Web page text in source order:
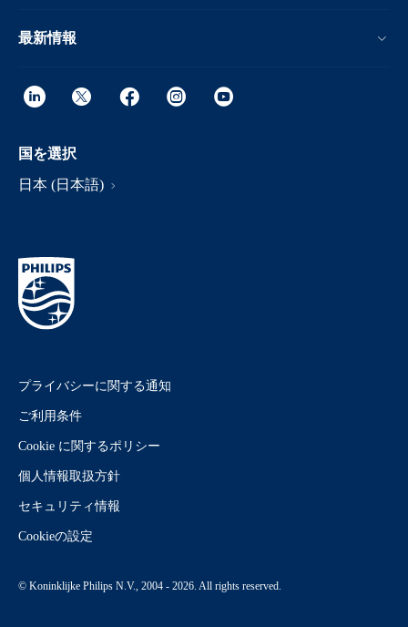
最新情報
国を選択
日本 (日本語)
プライバシーに関する通知
ご利用条件
Cookie に関するポリシー
個人情報取扱方針
セキュリティ情報
Cookieの設定
© Koninklijke Philips N.V., 2004 - 2026. All rights reserved.